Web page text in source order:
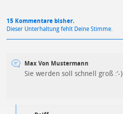
15 Kommentare bisher.
Dieser Unterhaltung fehlt Deine Stimme.
Max Von Mustermann
Sie werden soll schnell groß :‘-)